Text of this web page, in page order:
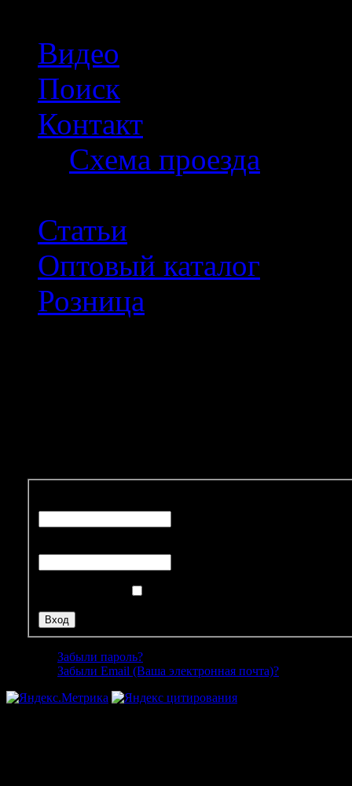
Видео
Поиск
Контакт
Схема проезда
Статьи
Оптовый каталог
Розница
Забыли пароль?
Забыли Email (Ваша электронная почта)?